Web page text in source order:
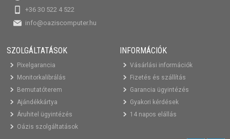
+36 30 522 4 522
info@oaziscomputer.hu
SZOLGÁLTATÁSOK
Pixelgarancia
Monitorkalibrálás
Bemutatóterem
Ajándékkártya
Áruhitel ügyintézés
Oázis szolgáltatások
INFORMÁCIÓK
Vásárlási információk
Fizetés és szállítás
Garancia ügyintézés
Gyakori kérdések
14 napos elállás